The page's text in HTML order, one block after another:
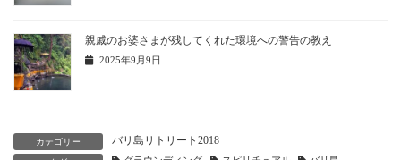
親戚のお婆さまが残してくれた環境への警告の教え
2025年9月9日
カテゴリー バリ島リトリート2018